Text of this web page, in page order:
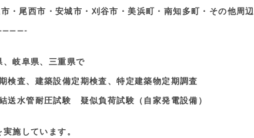
・尾西市・安城市・刈谷市・美浜町・南知多町・その他周辺
、岐阜県、三重県で
査、建築設備定期検査、特定建築物定期調査
送水管耐圧試験 疑似負荷試験（自家発電設備）
実施しています。